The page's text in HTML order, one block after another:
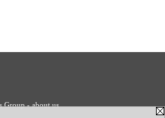
Group - about us